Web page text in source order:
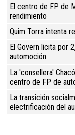
El centro de FP de
rendimiento
Quim Torra intenta
El Govern licita por
automoción
La 'consellera'
centro de FP de
La transición
electrificación del